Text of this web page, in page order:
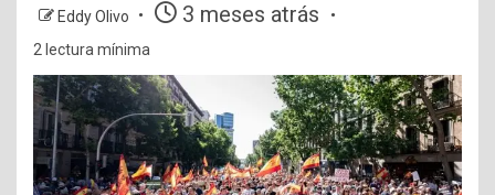
Eddy Olivo 3 meses atrás
2 lectura mínima